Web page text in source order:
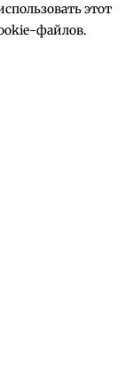
этот
файлов.